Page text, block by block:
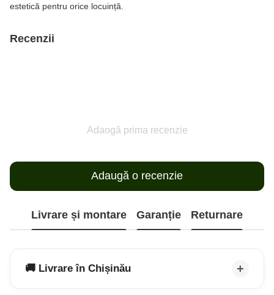
estetică pentru orice locuință.
Recenzii
Adaogă prima recenzie
Adaugă o recenzie
Livrare și montare Garanție Returnare
🚚 Livrare în Chișinău